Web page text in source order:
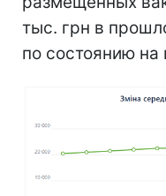
тыс. грн в
по состоянию